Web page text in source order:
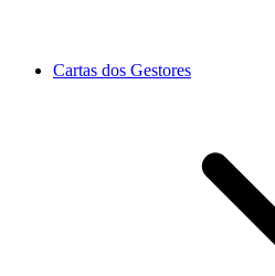
Cartas dos Gestores